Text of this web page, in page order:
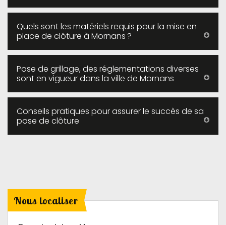
Quels sont les matériels requis pour la mise en
place de clôture à Mornans ?
Pose de grillage, des réglementations diverses
sont en vigueur dans la ville de Mornans
Conseils pratiques pour assurer le succès de sa
pose de clôture
Nous localiser